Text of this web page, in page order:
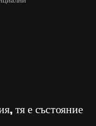
тя е състояние